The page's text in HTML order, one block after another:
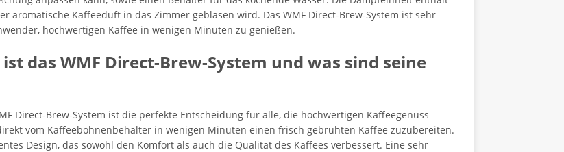
aromatische Kaffeeduft in das Zimmer geblasen wird. Das WMF Direct-Brew-System ist sehr
hochwertigen Kaffee in wenigen Minuten zu genießen.
das WMF Direct-Brew-System und was sind seine
Direct-Brew-System ist die perfekte Entscheidung für alle, die hochwertigen Kaffeegenuss
vom Kaffeebohnenbehälter in wenigen Minuten einen frisch gebrühten Kaffee zuzubereiten.
Design, das sowohl den Komfort als auch die Qualität des Kaffees verbessert. Eine sehr